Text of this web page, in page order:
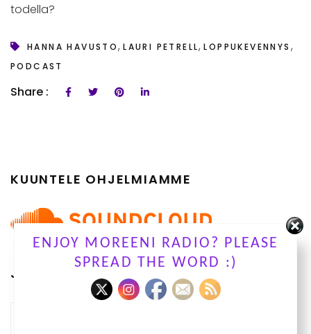
todella?
HANNA HAVUSTO,LAURI PETRELL,LOPPUKEVENNYS ,
PODCAST
Share :
KUUNTELE OHJELMIAMME
JUTTUARKISTO
ENJOY MOREENI RADIO? PLEASE
SPREAD THE WORD :)